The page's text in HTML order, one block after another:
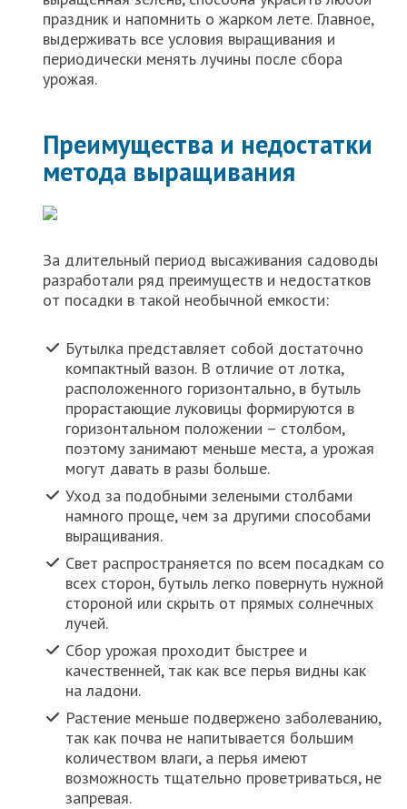
праздник и напомнить о жарком лете. Главное,
выдерживать все условия выращивания и
периодически менять лучины после сбора
урожая.
Преимущества и недостатки
метода выращивания
За длительный период высаживания садоводы
разработали ряд преимуществ и недостатков
от посадки в такой необычной емкости:
Бутылка представляет собой достаточно
компактный вазон. В отличие от лотка,
расположенного горизонтально, в бутыль
прорастающие луковицы формируются в
горизонтальном положении – столбом,
поэтому занимают меньше места, а урожая
могут давать в разы больше.
Уход за подобными зелеными столбами
намного проще, чем за другими способами
выращивания.
Свет распространяется по всем посадкам со
всех сторон, бутыль легко повернуть нужной
стороной или скрыть от прямых солнечных
лучей.
Сбор урожая проходит быстрее и
качественней, так как все перья видны как
на ладони.
Растение меньше подвержено заболеванию,
так как почва не напитывается большим
количеством влаги, а перья имеют
возможность тщательно проветриваться, не
запревая.